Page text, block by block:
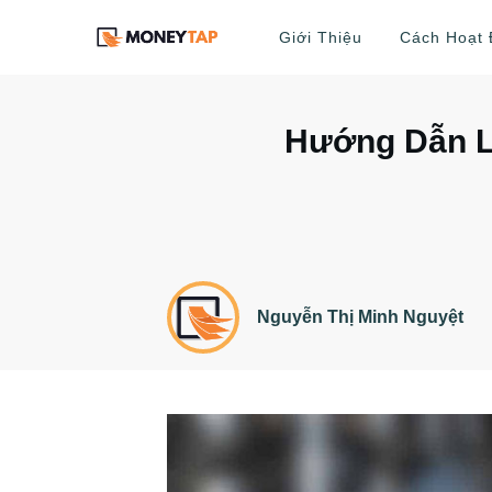
Giới Thiệu Cách Hoạt
Hướng Dẫn
Nguyễn Thị Minh Nguyệt